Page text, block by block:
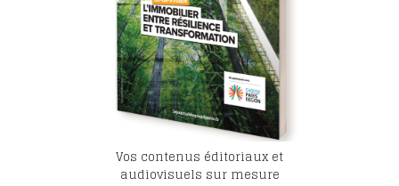
Vos contenus éditoriaux et
audiovisuels sur mesure